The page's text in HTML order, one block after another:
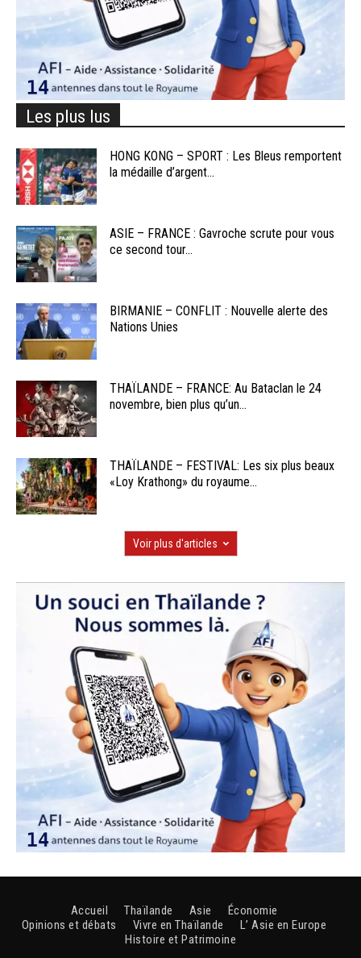
Les plus lus
HONG KONG – SPORT : Les Bleus remportent
la médaille d’argent...
ASIE – FRANCE : Gavroche scrute pour vous
ce second tour...
BIRMANIE – CONFLIT : Nouvelle alerte des
Nations Unies
THAÏLANDE – FRANCE: Au Bataclan le 24
novembre, bien plus qu’un...
THAÏLANDE – FESTIVAL: Les six plus beaux
«Loy Krathong» du royaume...
Voir plus d'articles
Accueil Thaïlande Asie
Économie
Opinions et débats
Vivre en Thaïlande
L’ Asie en Europe
Histoire et Patrimoine